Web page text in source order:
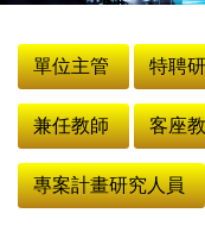
單位主管
特聘
兼任教師 客座
專案計畫研究人員